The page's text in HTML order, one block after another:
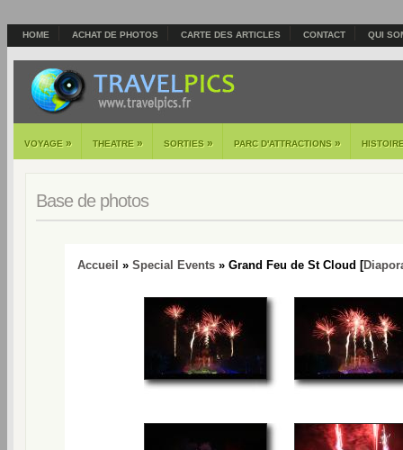
HOME ACHAT DE PHOTOS CARTE DES ARTICLES CONTACT QUI
VOYAGE » THEATRE » SORTIES » PARC D'ATTRACTIONS »
Base de photos
Accueil » Special Events » Grand Feu de St Cloud [